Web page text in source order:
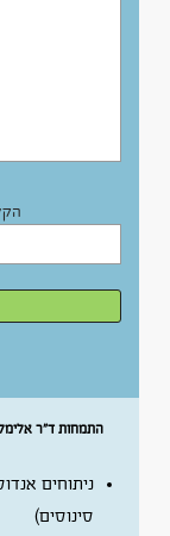
הקלידו
התמחות ד”ר אלימלך
ניתוחים
סינוסים)